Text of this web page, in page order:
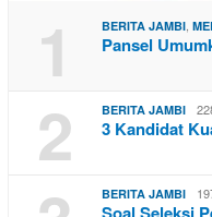
1 BERITA JAMBI
Pansel
2 BERITA JAMBI
3 Kandidat
BERITA JAMBI